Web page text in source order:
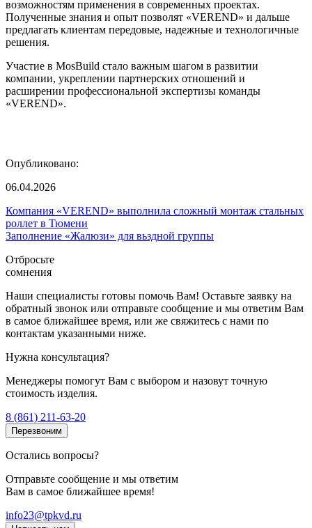
возможностям применения в современных проектах.
Полученные знания и опыт позволят «VEREND» и дальше
предлагать клиентам передовые, надежные и технологичные
решения.
Участие в MosBuild стало важным шагом в развитии
компании, укреплении партнерских отношений и
расширении профессиональной экспертизы команды
«VEREND».
Опубликовано:
06.04.2026
Компания «VEREND» выполнила сложный монтаж стальных
роллет в Тюмени
Заполнение «Жалюзи» для вьздной группы
Отбросьте
сомнения
Наши специалисты готовы помочь Вам! Оставьте заявку на
обратный звонок или отправьте сообщение и мы ответим Вам
в самое ближайшее время, или же свяжитесь с нами по
контактам указанными ниже.
Нужна консультация?
Менеджеры помогут Вам с выбором и назовут точную
стоимость изделия.
8 (861) 211-63-20
Перезвоним
Остались вопросы?
Отправьте сообщение и мы ответим
Вам в самое ближайшее время!
info23@tpkvd.ru